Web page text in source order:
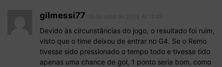
gilmessi77
Devido às circunstâncias do jogo, o resultado foi ruim,
visto que o time deixou de entrar no G4. Se o Remo
tivesse sido pressionado o tempo todo e tivesse tido
apenas uma chance de gol, 1 ponto seria bom, como